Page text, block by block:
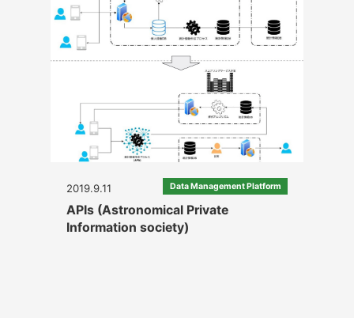
2019.9.11 Data Management Platform
APIs (Astronomical Private
Information society)